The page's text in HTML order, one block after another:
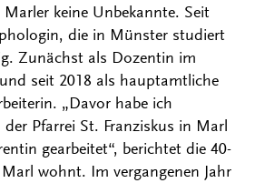
keine Unbekannte. Seit
die in Münster studiert
Zunächst als Dozentin im
seit 2018 als hauptamtliche
„Davor habe ich
der Pfarrei St. Franziskus in Marl
gearbeitet“, berichtet die 40-
wohnt. Im vergangenen Jahr